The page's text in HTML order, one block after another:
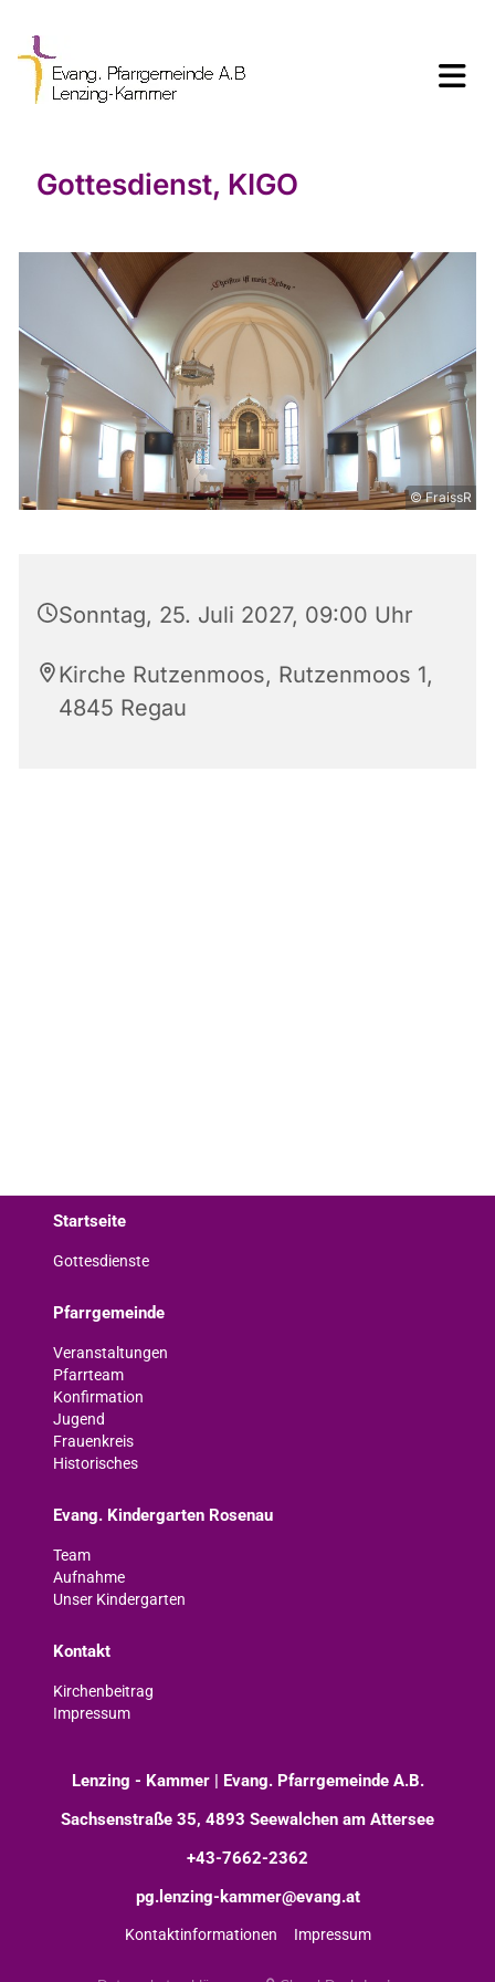
Gottesdienst, KIGO
© FraissR
Sonntag, 25. Juli 2027, 09:00 Uhr
Kirche Rutzenmoos, Rutzenmoos 1,
4845 Regau
Startseite
Gottesdienste
Pfarrgemeinde
Veranstaltungen
Pfarrteam
Konfirmation
Jugend
Frauenkreis
Historisches
Evang. Kindergarten Rosenau
Team
Aufnahme
Unser Kindergarten
Kontakt
Kirchenbeitrag
Impressum
Lenzing - Kammer | Evang. Pfarrgemeinde A.B.
Sachsenstraße 35, 4893 Seewalchen am Attersee
+43-7662-2362
pg.lenzing-kammer@evang.at
Kontaktinformationen Impressum